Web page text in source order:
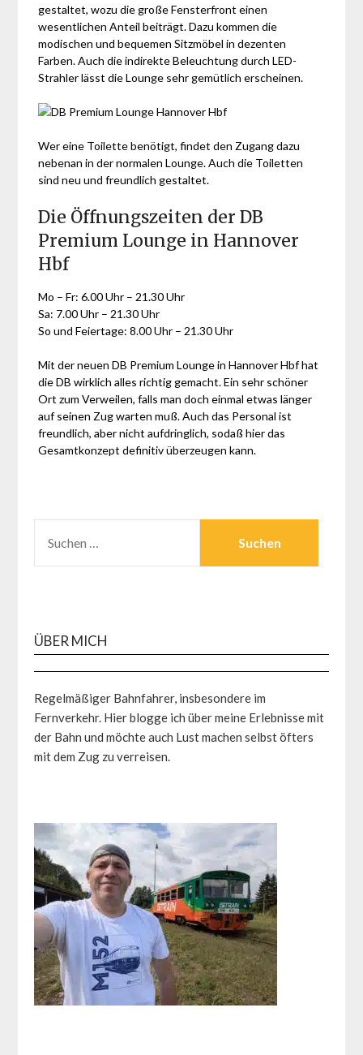
gestaltet, wozu die große Fensterfront einen
wesentlichen Anteil beiträgt. Dazu kommen die
modischen und bequemen Sitzmöbel in dezenten
Farben. Auch die indirekte Beleuchtung durch LED-
Strahler lässt die Lounge sehr gemütlich erscheinen.
Wer eine Toilette benötigt, findet den Zugang dazu
nebenan in der normalen Lounge. Auch die Toiletten
sind neu und freundlich gestaltet.
Die Öffnungszeiten der DB
Premium Lounge in Hannover
Hbf
Mo – Fr: 6.00 Uhr – 21.30 Uhr
Sa: 7.00 Uhr – 21.30 Uhr
So und Feiertage: 8.00 Uhr – 21.30 Uhr
Mit der neuen DB Premium Lounge in Hannover Hbf hat
die DB wirklich alles richtig gemacht. Ein sehr schöner
Ort zum Verweilen, falls man doch einmal etwas länger
auf seinen Zug warten muß. Auch das Personal ist
freundlich, aber nicht aufdringlich, sodaß hier das
Gesamtkonzept definitiv überzeugen kann.
NACH:
ÜBER MICH
Regelmäßiger Bahnfahrer, insbesondere im
Fernverkehr. Hier blogge ich über meine Erlebnisse mit
der Bahn und möchte auch Lust machen selbst öfters
mit dem Zug zu verreisen.